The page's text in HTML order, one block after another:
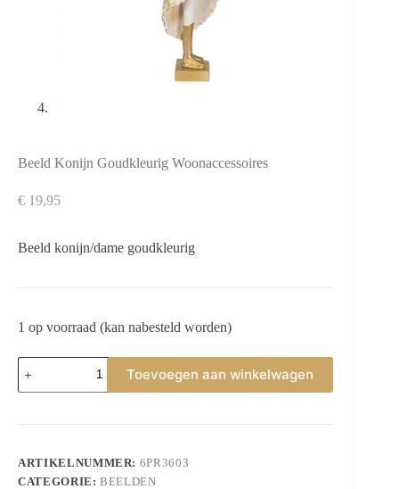
Beeld Konijn Goudkleurig Woonaccessoires
€ 19,95
Beeld konijn/dame goudkleurig
1 op voorraad (kan nabesteld worden)
Beeld
Konijn
Goudkleurig
Toevoegen aan winkelwagen
ARTIKELNUMMER: 6PR3603
CATEGORIE:BEELDEN